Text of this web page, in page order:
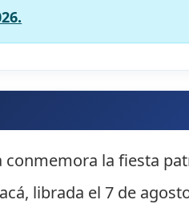
la fiesta
librada el 7 de